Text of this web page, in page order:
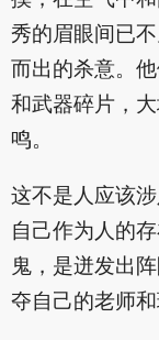
秀的眉眼间已
而出的杀意。
和武器碎片，
鸣。
这不是人应该
自己作为人的
鬼，是迸发出
夺自己的老师